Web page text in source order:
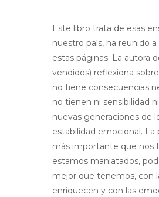
Este libro trata de esas
nuestro país, ha reunido
estas páginas. La autora
vendidos) reflexiona
no tiene consecuencias
no tienen ni sensibilidad
nuevas generaciones de
estabilidad emocional.
más importante que nos
estamos maniatados,
mejor que tenemos, con
enriquecen y con las